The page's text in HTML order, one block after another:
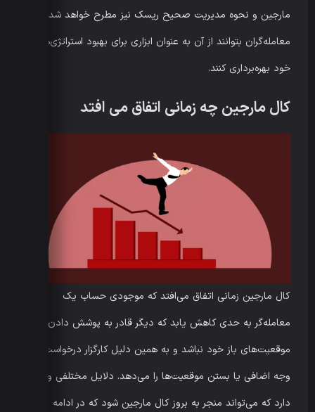
مارجین و نحوه مدیریت صحیح ریسک نیز مطرح خواهد شد تا
معامله‌گران بتوانند از آن به عنوان ابزاری برای بهبود استراتژی‌های
خود بهره‌برداری کنند.
کال مارجین چه زمانی اتفاق می افتد
کال مارجین زمانی اتفاق می‌افتد که موجودی حساب یک
معامله‌گر به حدی کاهش یابد که دیگر قادر به پوشش دادن
موقعیت‌های باز خود نباشد و به همین دلیل کارگزار درخواست
وجه اضافی یا بستن موقعیت‌ها را می‌دهد. دلایل مختلفی وجود
دارد که می‌تواند منجر به بروز کال مارجین شود که در ادامه به